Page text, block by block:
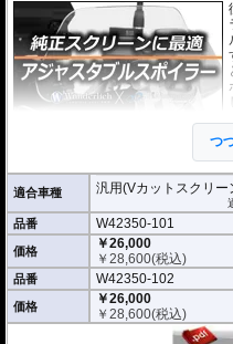
つ
適合車種 汎用(Vカットスクリー
品番 W42350-101
価格
￥26,000
￥28,600(税込)
品番 W42350-102
価格
￥26,000
￥28,600(税込)